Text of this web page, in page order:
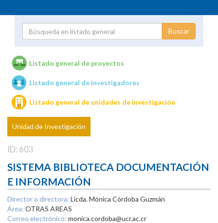
Unidades de investigación
Listado general de proyectos
Listado general de investigadores
Listado general de unidades de investigación
Unidad de Investigación
ID: 603
SISTEMA BIBLIOTECA DOCUMENTACIÓN
E INFORMACIÓN
Director o directora: Licda. Mónica Córdoba Guzmán
Área: OTRAS AREAS
Correo electrónico: monica.cordoba@ucr.ac.cr